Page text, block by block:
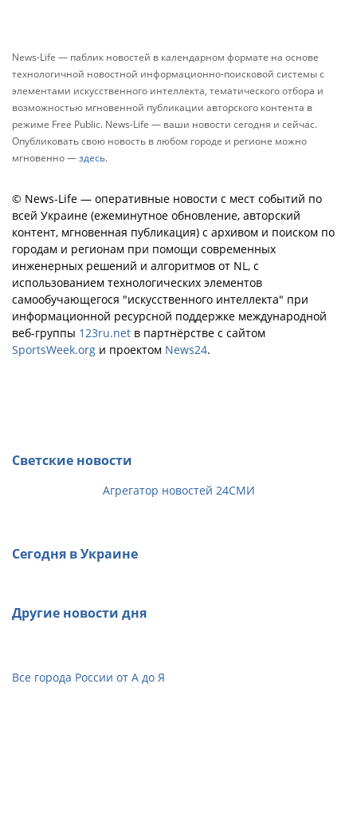
News-Life — паблик новостей в календарном формате на основе
технологичной новостной информационно-поисковой системы с
элементами искусственного интеллекта, тематического отбора и
возможностью мгновенной публикации авторского контента в
режиме Free Public. News-Life — ваши новости сегодня и сейчас.
Опубликовать свою новость в любом городе и регионе можно
мгновенно —здесь.
© News-Life — оперативные новости с мест событий по
всей Украине (ежеминутное обновление, авторский
контент, мгновенная публикация) с архивом и поиском по
городам и регионам при помощи современных
инженерных решений и алгоритмов от NL, с
использованием технологических элементов
самообучающегося "искусственного интеллекта" при
информационной ресурсной поддержке международной
веб-группы 123ru.net в партнёрстве с сайтом
SportsWeek.org и проектом News24.
Светские новости
Агрегатор новостей 24СМИ
Сегодня в Украине
Другие новости дня
Все города России от А до Я